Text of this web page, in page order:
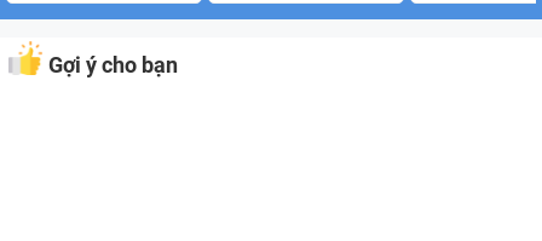
Gợi ý cho bạn